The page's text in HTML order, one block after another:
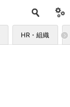
HR・組織